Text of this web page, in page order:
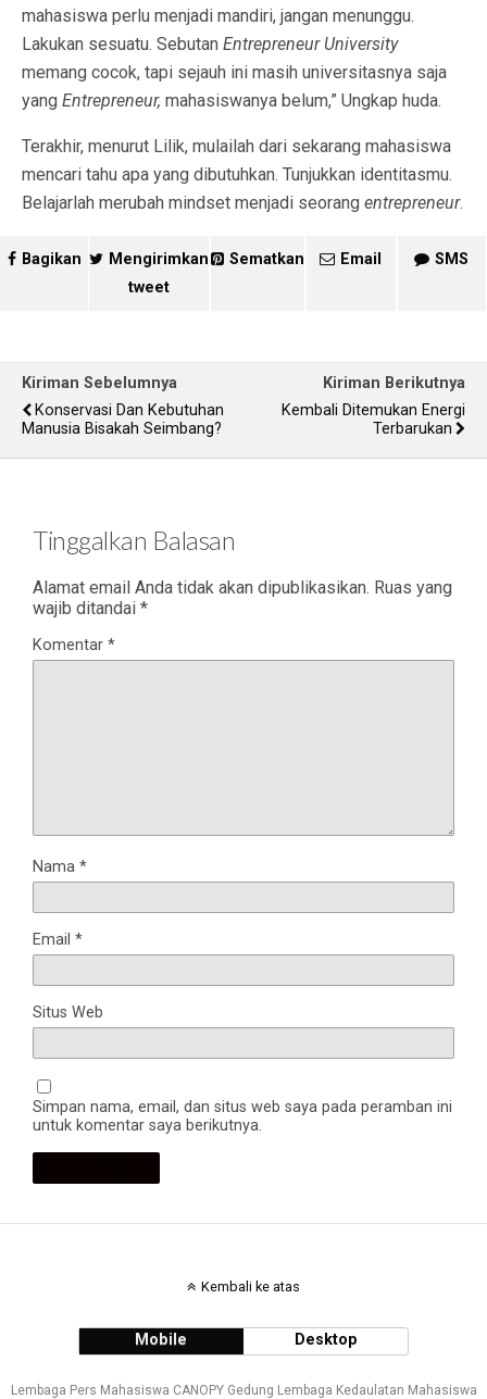
mahasiswa perlu menjadi mandiri, jangan menunggu.
Lakukan sesuatu. Sebutan Entrepreneur University
memang cocok, tapi sejauh ini masih universitasnya saja
yang Entrepreneur, mahasiswanya belum,” Ungkap huda.
Terakhir, menurut Lilik, mulailah dari sekarang mahasiswa
mencari tahu apa yang dibutuhkan. Tunjukkan identitasmu.
Belajarlah merubah mindset menjadi seorang entrepreneur.
Bagikan
Mengirimkan
tweet
Sematkan Email SMS
Kiriman Sebelumnya
Konservasi Dan Kebutuhan
Manusia Bisakah Seimbang?
Kiriman Berikutnya
Kembali Ditemukan Energi
Terbarukan
Tinggalkan Balasan
Alamat email Anda tidak akan dipublikasikan. Ruas yang
wajib ditandai *
Komentar *
Nama *
Email *
Situs Web
Simpan nama, email, dan situs web saya pada peramban ini
untuk komentar saya berikutnya.
Kembali ke atas
Mobile Desktop
Lembaga Pers Mahasiswa CANOPY Gedung Lembaga Kedaulatan Mahasiswa